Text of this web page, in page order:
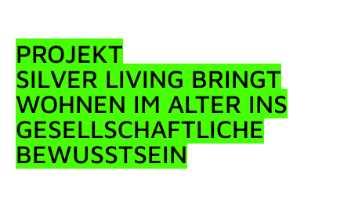
PROJEKT
SILVER LIVING BRINGT
WOHNEN IM ALTER INS
GESELLSCHAFTLICHE
BEWUSSTSEIN